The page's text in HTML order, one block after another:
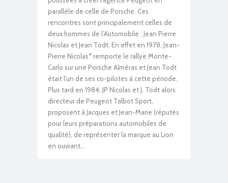
parallèle de celle de Porsche. Ces
rencontres sont principalement celles de
deux hommes de l’Automobile : Jean Pierre
Nicolas et Jean Todt. En effet en 1978, Jean-
Pierre Nicolas* remporte le rallye Monte-
Carlo sur une Porsche Alméras et Jean Todt
était l’un de ses co-pilotes à cette période.
Plus tard en 1984, JP Nicolas et J. Todt alors
directeur de Peugeot Talbot Sport,
proposent à Jacques et Jean-Marie (réputés
pour leurs préparations automobiles de
qualité), de représenter la marque au Lion
en ouvrant…